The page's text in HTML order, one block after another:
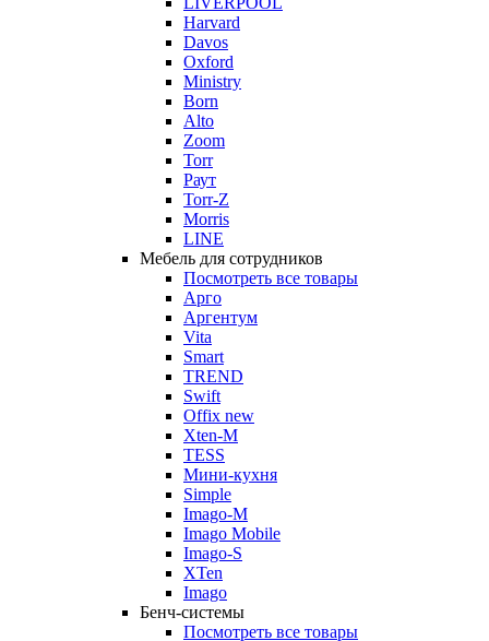
Harvard
Davos
Oxford
Ministry
Born
Alto
Zoom
Torr
Раут
Torr-Z
Morris
LINE
Мебель для сотрудников
Посмотреть все товары
Арго
Аргентум
Vita
Smart
TREND
Swift
Offix new
Xten-M
TESS
Мини-кухня
Simple
Imago-M
Imago Mobile
Imago-S
XTen
Imago
Бенч-системы
Посмотреть все товары